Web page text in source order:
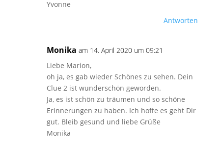
Yvonne
Antworten
Monika am 14. April 2020 um 09:21
Liebe Marion,
oh ja, es gab wieder Schönes zu sehen. Dein
Clue 2 ist wunderschön geworden.
Ja, es ist schön zu träumen und so schöne
Erinnerungen zu haben. Ich hoffe es geht Dir
gut. Bleib gesund und liebe Grüße
Monika